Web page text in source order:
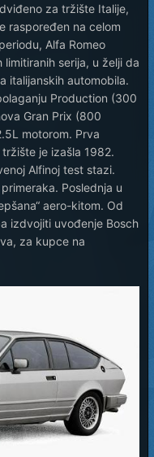
za tržište Italije,
raspoređen na celom
Alfa Romeo
serija, u želji da
italijanskih automobila.
Production (300
Gran Prix (800
motorom. Prva
je izašla 1982.
Alfinoj test stazi.
Poslednja u
aero-kitom. Od
izdvojiti uvođenje Bosch
za kupce na